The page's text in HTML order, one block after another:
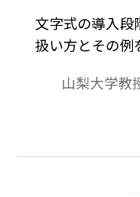
文字式の導入段
扱い方とその例
山梨大学